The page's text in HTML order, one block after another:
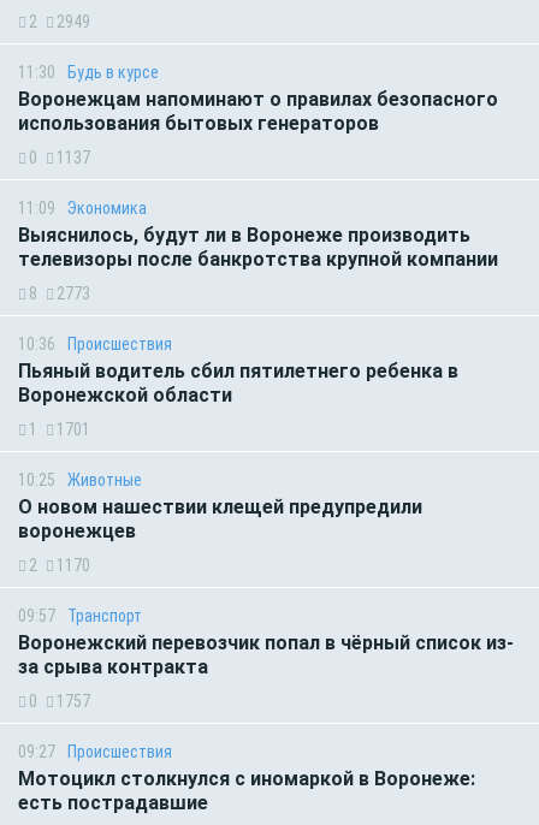
2 2949
11:30 Будь в курсе
Воронежцам напоминают о правилах безопасного
использования бытовых генераторов
0 1137
11:09 Экономика
Выяснилось, будут ли в Воронеже производить
телевизоры после банкротства крупной компании
8 2773
10:36 Происшествия
Пьяный водитель сбил пятилетнего ребенка в
Воронежской области
1 1701
10:25 Животные
О новом нашествии клещей предупредили
воронежцев
2 1170
09:57 Транспорт
Воронежский перевозчик попал в чёрный список из-
за срыва контракта
0 1757
09:27 Происшествия
Мотоцикл столкнулся с иномаркой в Воронеже:
есть пострадавшие